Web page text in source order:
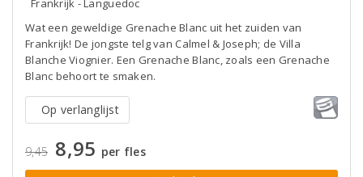
Frankrijk - Languedoc
Wat een geweldige Grenache Blanc uit het zuiden van
Frankrijk! De jongste telg van Calmel & Joseph; de Villa
Blanche Viognier. Een Grenache Blanc, zoals een Grenache
Blanc behoort te smaken.
Op verlanglijst
9,45 8,95 per fles